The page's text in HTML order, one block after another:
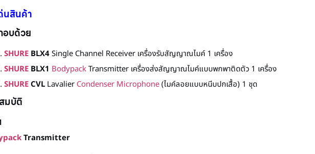
นสินค้า
อบด้วย
SHUREBLX4Single Channel Receiver เครื่องรับสัญญาณไมค์ 1 เครื่อง
SHUREBLX1 BodypackTransmitter เครื่องส่งสัญญาณไมค์แบบพกพาติดตัว 1 เครื่อง
SHURECVL Lavalier Condenser Microphone(ไมค์ลอยแบบหนีบปกเสื้อ) 1 ชุด
มบัติ
Transmitter